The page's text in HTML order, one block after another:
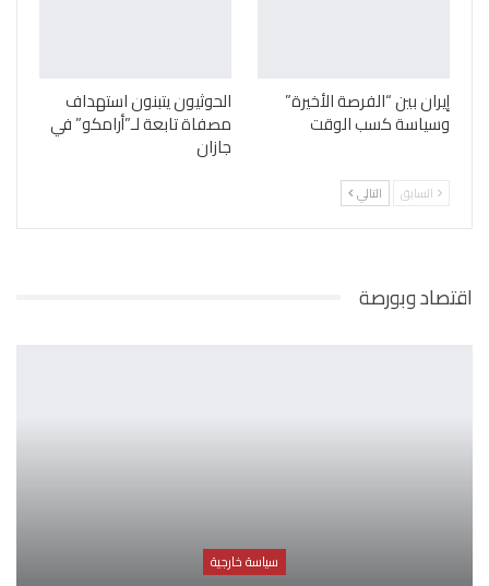
إيران بين “الفرصة الأخيرة”
وسياسة كسب الوقت
الحوثيون يتبنون استهداف
مصفاة تابعة لـ”أرامكو” في
جازان
السابق التالي
اقتصاد وبورصة
سياسة خارجية